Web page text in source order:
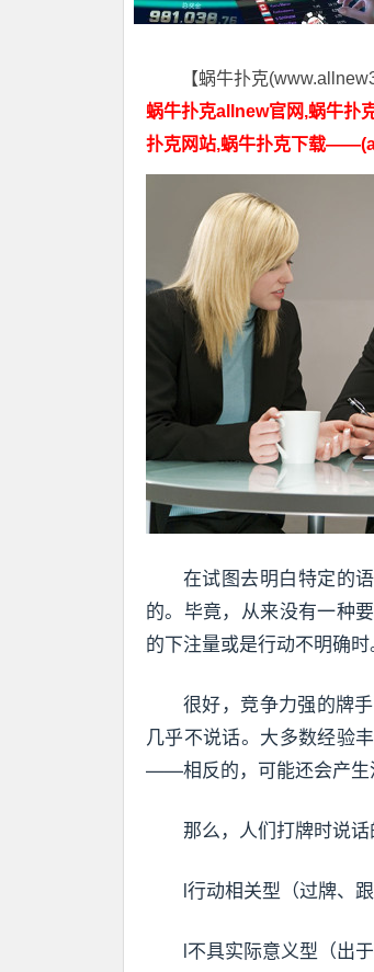
【蜗牛扑克
蜗牛扑克allnew官网,蜗牛扑
扑克网站,蜗牛扑克下载
在试图去明白特定的
的。毕竟，从来没有一种
的下注量或是行动不明确
很好，竞争力强的牌
几乎不说话。大多数经验
——相反的，可能还会产生
那么，人们打牌时说
l行动相关型（过牌、
l不具实际意义型（出